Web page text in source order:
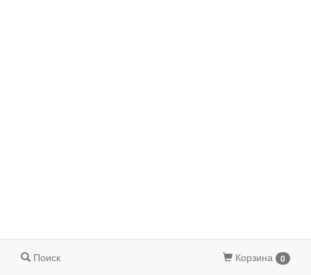
Поиск Корзина 0